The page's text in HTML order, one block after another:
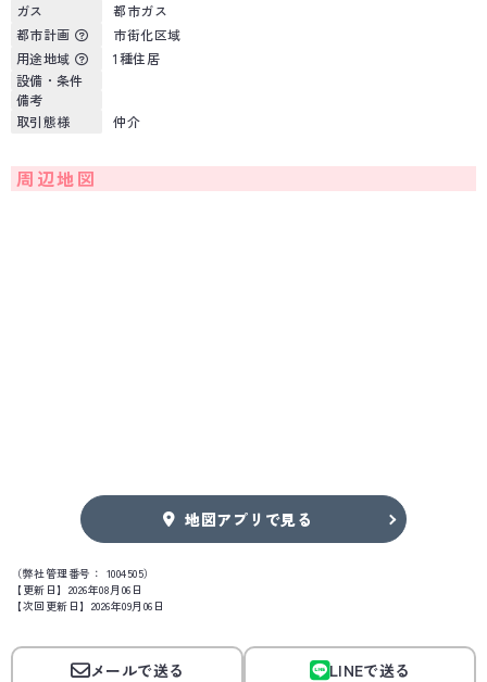
ガス
都市ガス
都市計画
市街化区域
用途地域
1種住居
設備・条件
備考
取引態様
仲介
周辺地図
地図アプリで見る
（弊社管理番号： 1004505）
【更新日】2026年08月06日
【次回更新日】2026年09月06日
メールで送る LINEで送る